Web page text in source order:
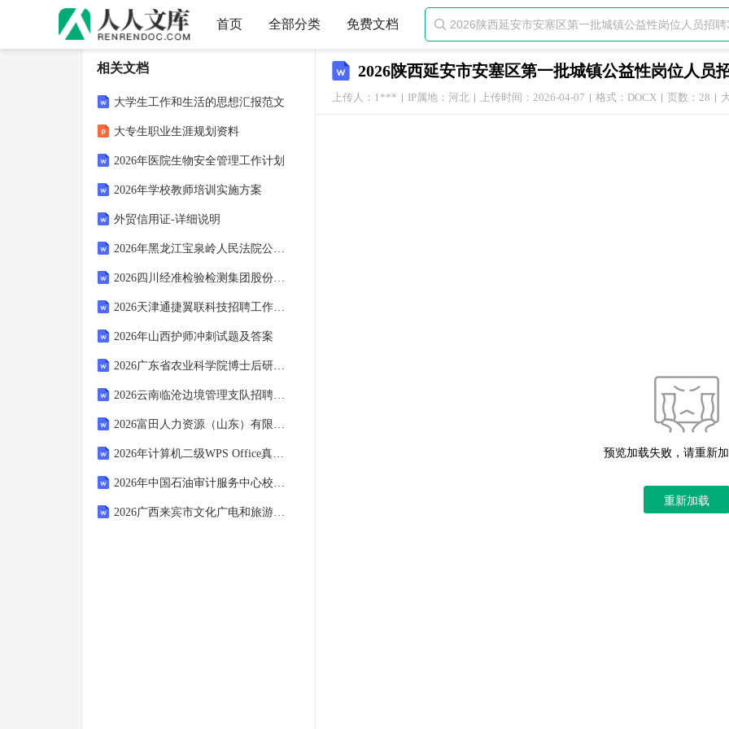
首页 全部分类 免费文档 
2026陕西延安市安塞区第一批城镇公益性岗位人员
上传人：1*** IP属地：河北 上传时间：2026-04-07 格式：DOCX 页数：28
预览加载失败，请重新
重新加载
相关文档
大学生工作和生活的思想汇报范文
大专生职业生涯规划资料
2026年医院生物安全管理工作计划
2026年学校教师培训实施方案
外贸信用证-详细说明
2026年黑龙江宝泉岭人民法院公开招聘聘用制辅警2人笔试备考试题及答案解析
2026四川经准检验检测集团股份有限公司招聘水利技术负责人1人考试参考试题及答案解析
2026天津通捷翼联科技招聘工作人员1人考试参考试题及答案解析
2026年山西护师冲刺试题及答案
2026广东省农业科学院博士后研究人员招收103人考试参考试题及答案解析
2026云南临沧边境管理支队招聘边境地区专职辅警考试参考试题及答案解析
2026富田人力资源（山东）有限公司招聘政务服务辅助岗讲解人员1人笔试备考试题及答案解析
2026年计算机二级WPS Office真题冲刺卷含解析
2026年中国石油审计服务中心校园招聘考试参考试题及答案解析
2026广西来宾市文化广电和旅游局招聘公益性岗位工作人员1人考试参考试题及答案解析